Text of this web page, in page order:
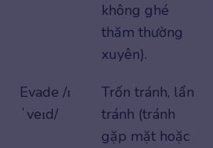
không ghé
thăm thường
xuyên).
Evade /ɪ
ˈveɪd/
Trốn tránh, lẩn
tránh (tránh
gặp mặt hoặc